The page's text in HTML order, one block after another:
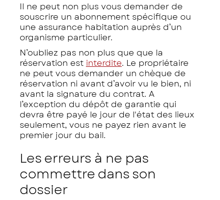
Il ne peut non plus vous demander de
souscrire un abonnement spécifique ou
une assurance habitation auprès d’un
organisme particulier.
N’oubliez pas non plus que que la
réservation est interdite. Le propriétaire
ne peut vous demander un chèque de
réservation ni avant d’avoir vu le bien, ni
avant la signature du contrat. A
l’exception du dépôt de garantie qui
devra être payé le jour de l'état des lieux
seulement, vous ne payez rien avant le
premier jour du bail.
Les erreurs à ne pas
commettre dans son
dossier